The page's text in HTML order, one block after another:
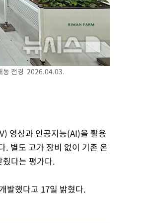
동 전경 2026.04.03.
영상과 인공지능(AI)을 활용
. 별도 고가 장비 없이 기존 온
다는 평가다.
발했다고 17일 밝혔다.